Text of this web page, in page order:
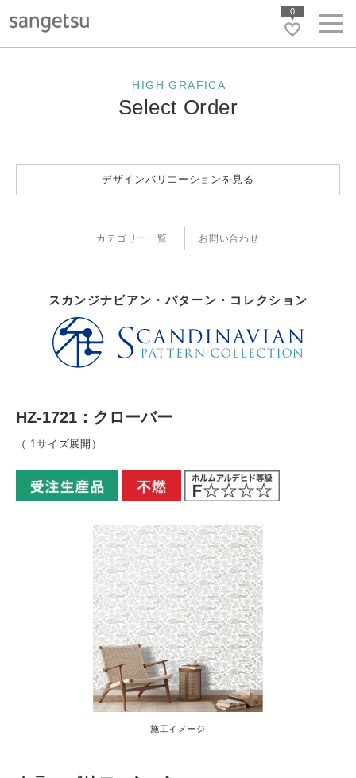
0
HIGH GRAFICA
Select Order
デザインバリエーションを見る
スカンジナビアン・パターン・コレクション
カテゴリー一覧 お問い合わせ
HZ-1721：クローバー
（ 1サイズ展開）
施工イメージ